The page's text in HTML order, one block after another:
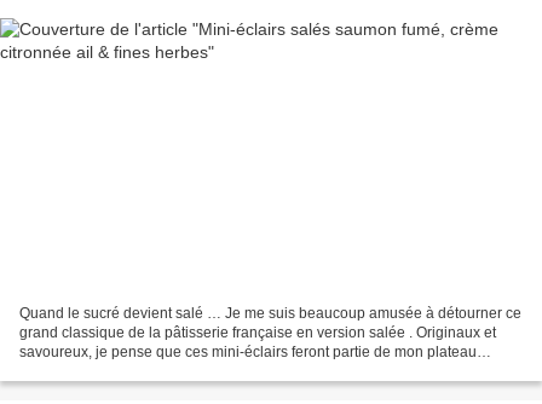
Quand le sucré devient salé … Je me suis beaucoup amusée à détourner ce
grand classique de la pâtisserie française en version salée . Originaux et
savoureux, je pense que ces mini-éclairs feront partie de mon plateau